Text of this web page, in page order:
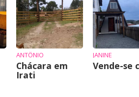
ANTÔNIO
Chácara em
Irati
JANINE
Vende-se